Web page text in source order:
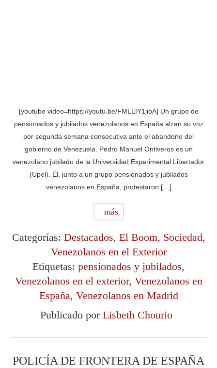
[youtube video=https://youtu.be/FMLLIY1jioA] Un grupo de
pensionados y jubilados venezolanos en España alzan su voz
por segunda semana consecutiva ante el abandono del
gobierno de Venezuela. Pedro Manuel Ontiveros es un
venezolano jubilado de la Universidad Experimental Libertador
(Upel). Él, junto a un grupo pensionados y jubilados
venezolanos en España, protestaron […]
más
Categorías: Destacados, El Boom, Sociedad,
Venezolanos en el Exterior
Etiquetas: pensionados y jubilados,
Venezolanos en el exterior, Venezolanos en
España, Venezolanos en Madrid
Publicado por Lisbeth Chourio
POLICÍA DE FRONTERA DE ESPAÑA